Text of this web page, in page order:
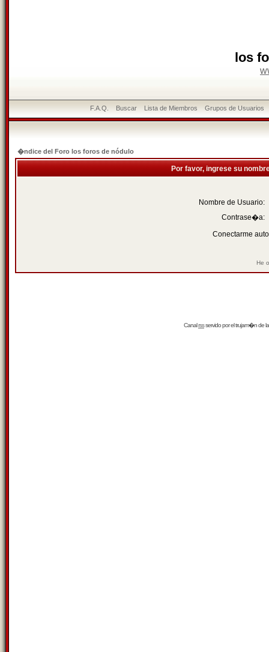
los
F.A.Q. Buscar Lista de Miembros Grupos de Usuarios
�ndice del Foro los foros de nódulo
Por favor, ingrese su
Nombre de Usuario:
Contrase�a:
Conectarme
He
Canalrssservido por eltrujam�nde